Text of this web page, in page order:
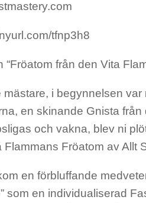
tfnp3h8
“Fröatom från den Vita
mästare, i begynnelsen
en skinande Gnista
och vakna, blev ni
Flammans Fröatom av Allt
en förbluffande
som en individualiserad